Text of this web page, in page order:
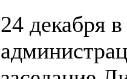
24 декабря